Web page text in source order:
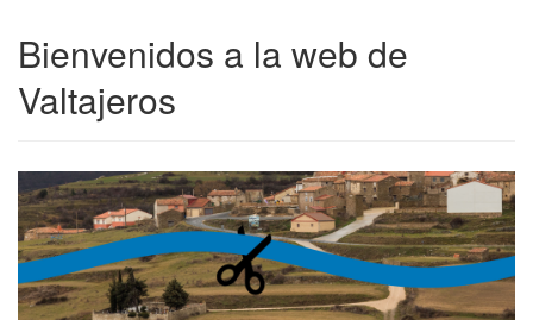
Bienvenidos a la web de
Valtajeros